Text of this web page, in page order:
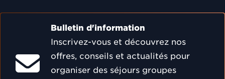
Bulletin d'information
Inscrivez-vous et découvrez nos
offres, conseils et actualités pour
organiser des séjours groupes